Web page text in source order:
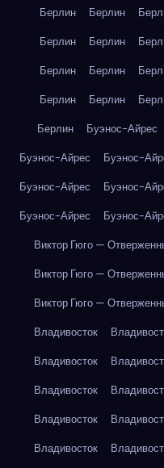
Берлин Берлин
Берлин
Берлин
Берлин
Берлин
Берлин
Берлин
Берлин
Буэнос-Айрес
Буэнос-Айрес
Буэнос-
Буэнос-Айрес
Буэнос-
Буэнос-Айрес
Буэнос-
Виктор Гюго —
Виктор Гюго —
Виктор Гюго —
Владивосток
Владивосток
Владивосток
Владивосток
Владивосток